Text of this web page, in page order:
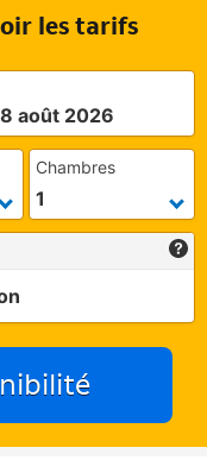
les tarifs
août 2026
Chambres